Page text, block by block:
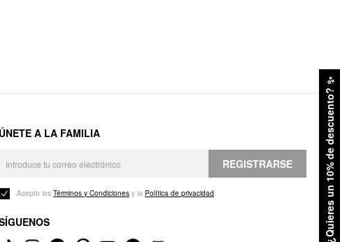
¿Quieres un 10% de descuento?
✨
ÚNETE A LA FAMILIA
REGISTRARSE
Acepto los Términos y Condiciones y la Política de privacidad.